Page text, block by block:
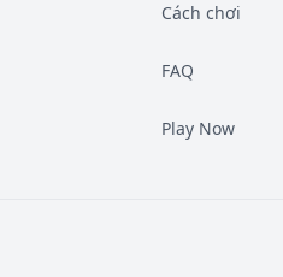
Cách chơi
FAQ
Play Now